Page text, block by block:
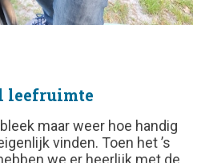
leefruimte
maar weer hoe handig
vinden. Toen het ’s